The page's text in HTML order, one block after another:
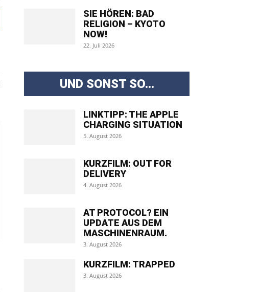
SIE HÖREN: BAD
RELIGION – KYOTO
NOW!
22. Juli 2026
UND SONST SO...
LINKTIPP: THE APPLE
CHARGING SITUATION
5. August 2026
KURZFILM: OUT FOR
DELIVERY
4. August 2026
AT PROTOCOL? EIN
UPDATE AUS DEM
MASCHINENRAUM.
3. August 2026
KURZFILM: TRAPPED
3. August 2026